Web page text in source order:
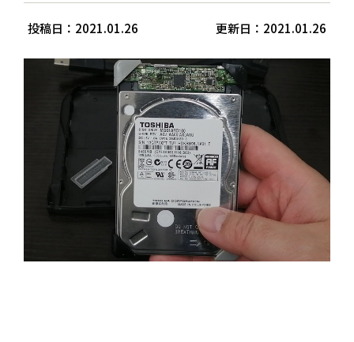
投稿日：2021.01.26 更新日：2021.01.26